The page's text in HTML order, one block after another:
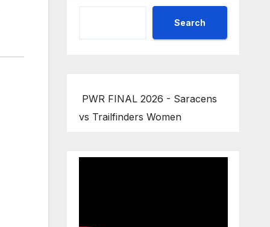
Search
PWR FINAL 2026 - Saracens
vs Trailfinders Women